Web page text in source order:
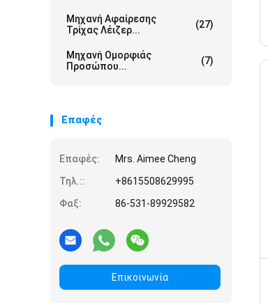
Μηχανή Αφαίρεσης
Τρίχας Λέιζερ...
(27)
Μηχανή Ομορφιάς
Προσώπου...
(7)
Επαφές
Επαφές:
Mrs. Aimee Cheng
Τηλ.::
+8615508629995
Φαξ:
86-531-89929582
Επικοινωνία